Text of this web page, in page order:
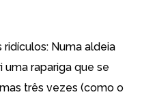
Numa aldeia
uma rapariga que se
três vezes (como o